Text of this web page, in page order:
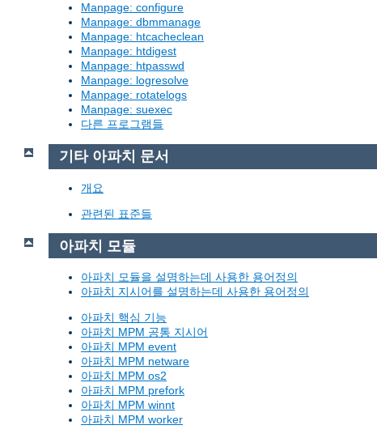
Manpage: configure
Manpage: dbmmanage
Manpage: htcacheclean
Manpage: htdigest
Manpage: htpasswd
Manpage: logresolve
Manpage: rotatelogs
Manpage: suexec
다른 프로그램들
기타 아파치 문서
개요
관련된 표준들
아파치 모듈
아파치 모듈을 설명하는데 사용한 용어정의
아파치 지시어를 설명하는데 사용한 용어정의
아파치 핵심 기능
아파치 MPM 공통 지시어
아파치 MPM event
아파치 MPM netware
아파치 MPM os2
아파치 MPM prefork
아파치 MPM winnt
아파치 MPM worker